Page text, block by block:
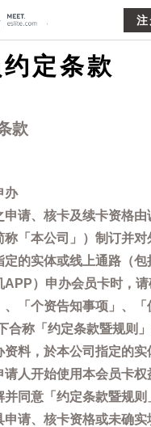
注
定条款
款
办
申请、核卡及续卡资格由
称「本公司」）制订并对
定的实体或线上通路（
APP）申办会员卡时，
、「个资告知事项」、
合称「约定条款暨规则
资料，於本公司指定的实
请人开始使用本会员卡权
同意「约定条款暨规则
申请、核卡资格或未确实